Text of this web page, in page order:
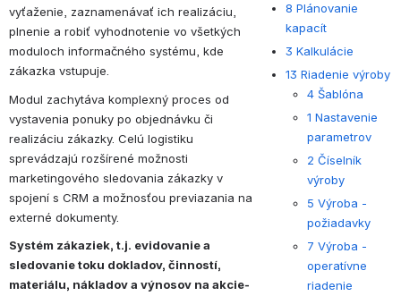
vyťaženie, zaznamenávať ich realizáciu,
plnenie a robiť vyhodnotenie vo všetkých
moduloch informačného systému, kde
zákazka vstupuje.
Modul zachytáva komplexný proces od
vystavenia ponuky po objednávku či
realizáciu zákazky. Celú logistiku
sprevádzajú rozšírené možnosti
marketingového sledovania zákazky v
spojení s CRM a možnosťou previazania na
externé dokumenty.
Systém zákaziek, t.j. evidovanie a
sledovanie toku dokladov, činností,
materiálu, nákladov a výnosov na akcie-
8 Plánovanie
kapacít
3 Kalkulácie
13 Riadenie výroby
4 Šablóna
1 Nastavenie
parametrov
2 Číselník
výroby
5 Výroba -
požiadavky
7 Výroba -
operatívne
riadenie